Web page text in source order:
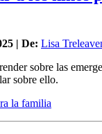
| De: Lisa
sobre las
sobre ello.
la familia